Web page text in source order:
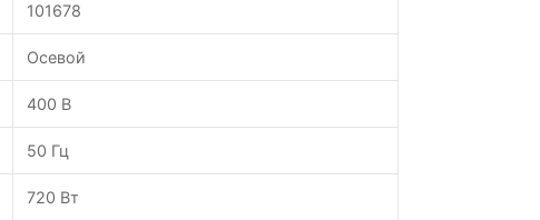
101678
Осевой
400 В
50 Гц
720 Вт